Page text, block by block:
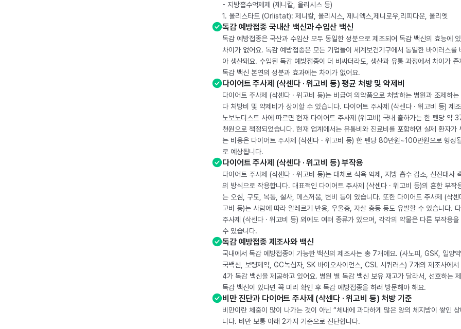
- 지방흡수억제제 (제니칼, 올리시스 등)
1. 올리스타트 (Orlistat): 제니칼, 올리시스, 제니엑스,제니로우,리피다운, 올리엣
독감 예방접종 국내산 백신과 수입산 백신
독감 예방접종은 국산과 수입산 모두 동일한 성분으로 제조되어 독감 백신의 효능에
차이가 없어요. 독감 예방접종은 모든 기업들이 세계보건기구에서 동일한 바이러스를
아 생산돼요. 수입된 독감 예방접종이 더 비싸더라도, 생산과 유통 과정에서 차이가 존
독감 백신 본연의 성분과 효과에는 차이가 없어요.
다이어트 주사제 (삭센다 · 위고비 등) 평균 처방 및 약제비
다이어트 주사제 (삭센다 · 위고비 등)는 비급여 의약품으로 처방하는 병원과 조제하는
다 처방비 및 약제비가 상이할 수 있습니다. 다이어트 주사제 (삭센다 · 위고비 등) 제
노보노디스트 사에 따르면 현재 다이어트 주사제 (위고비) 국내 출하가는 한 펜당 약
천원으로 책정되었습니다. 현재 업계에서는 유통비와 진료비를 포함하면 실제 환자가
는 비용은 다이어트 주사제 (삭센다 · 위고비 등) 한 펜당 80만원~100만원으로 형성
로 예상됩니다.
다이어트 주사제 (삭센다 · 위고비 등) 부작용
다이어트 주사제 (삭센다 · 위고비 등)는 대체로 식욕 억제, 지방 흡수 감소, 신진대사
의 방식으로 작용합니다. 대표적인 다이어트 주사제 (삭센다 · 위고비 등)의 흔한 부작
는 오심, 구토, 복통, 설사, 메스꺼움, 변비 등이 있습니다. 또한 다이어트 주사제 (삭센
고비 등)는 사람에 따라 알레르기 반응, 우울증, 자살 충동 등도 유발할 수 있습니다.
주사제 (삭센다 · 위고비 등) 외에도 여러 종류가 있으며, 각각의 약물은 다른 부작용을
수 있습니다.
독감 예방접종 제조사와 백신
국내에서 독감 예방접종이 가능한 백신의 제조사는 총 7개에요. (사노피, GSK, 일양
국백신, 보령제약, GC녹십자, SK 바이오사이언스, CSL 시퀴러스) 7개의 제조사에서
4가 독감 백신을 제공하고 있어요. 병원 별 독감 백신 보유 재고가 달라서, 선호하는
독감 백신이 있다면 꼭 미리 확인 후 독감 예방접종을 하러 방문해야 해요.
비만 진단과 다이어트 주사제 (삭센다 · 위고비 등) 처방 기준
비만이란 체중이 많이 나가는 것이 아닌 “체내에 과다하게 많은 양의 체지방이 쌓인
니다. 비만 보통 아래 2가지 기준으로 진단합니다.